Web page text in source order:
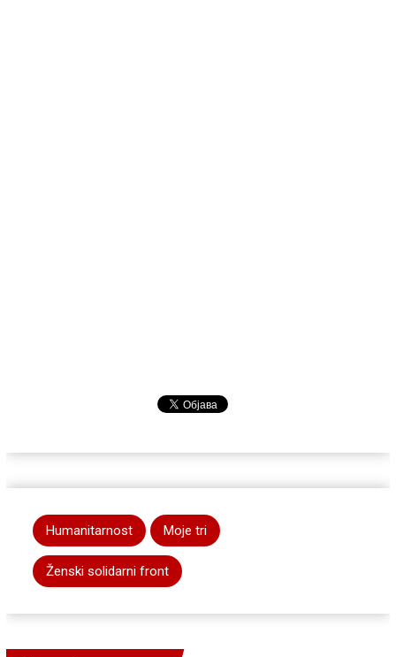
Humanitarnost Moje tri
Ženski solidarni front